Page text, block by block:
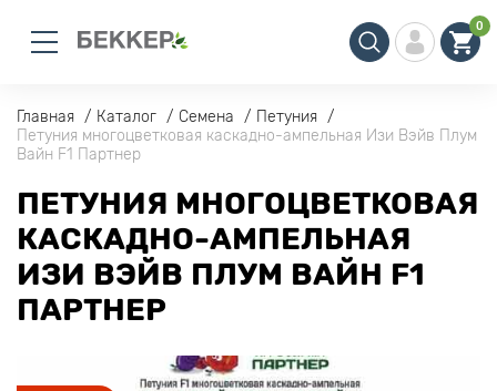
0
Главная Каталог Семена
Петуния
Петуния многоцветковая каскадно-ампельная Изи Вэйв Плум
Вайн F1 Партнер
ПЕТУНИЯ МНОГОЦВЕТКОВАЯ
КАСКАДНО-АМПЕЛЬНАЯ
ИЗИ ВЭЙВ ПЛУМ ВАЙН F1
ПАРТНЕР